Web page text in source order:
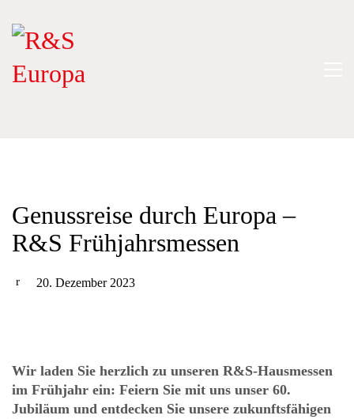
Genussreise durch Europa –
R&S Frühjahrsmessen
20. Dezember 2023
Wir laden Sie herzlich zu unseren R&S-Hausmessen
im Frühjahr ein: Feiern Sie mit uns unser 60.
Jubiläum und entdecken Sie unsere zukunftsfähigen